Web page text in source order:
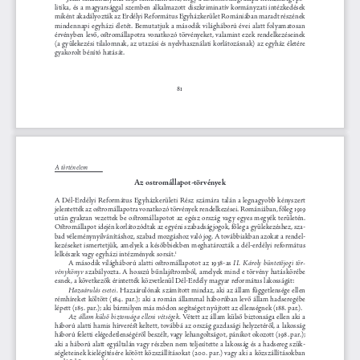
81
litika, és a magyarsággal szemben alkalmazott diszkriminatív kormányzati intézkedések
miként akadályozták az Erdélyi Református Egyházkerület Romániában maradt részének
mindennapi egyházi életét. Bemutatjuk a második világháború évei alatt folyamatosan
érvényben levő, ostromállapotra vonatkozó törvényeket, valamint ezek rendelkezéseinek
(a gyülekezési tilalomnak, az utazási és nyelvhasználati korlátozásnak) az egyház életére
gyakorolt bénító hatását.
A történelem
Az ostromállapot-törvények
A Dél-Erdélyi Református Egyházkerületi Rész számára talán a legnagyobb kényszert
jelentették az ostromállapotra vonatkozó törvények rendelkezései. Romániában, főleg 1919
után gyakran vezettek be ostromállapotot az egész ország vagy egyes megyék területén.
Ostromállapot idején korlátozódtak az egyéni szabadságjogok, főleg a gyülekezéshez, sza-
bad véleménynyilvánításhoz, szabad mozgáshoz való jog. A továbbiakban azokat a rendel-
kezéseket ismertetjük, amelyek a későbbiekben meghatározták a dél-erdélyi református
lelkészek vagy egyházi intézmények sorsát.1
A második világháború alatti ostromállapotot az 1938-as II. Károly büntetőjogi tör-
vénykönyv szabályozta. A hosszú bűnlajstromból, amelyek mind e törvény hatáskörébe
esnek, a következők érintették közvetlenül Dél-Erdély magyar református lakosságát:
Hazaárulás esetei. Hazaárulónak számított mindaz, aki az állam függetlensége ellen
rémhíreket költött (184. par.); aki a román állammal háborúban levő állam hadseregébe
lépett (185. par.); aki bármilyen más módon segítséget nyújtott az ellenségnek (188. par.).
Az állam külső biztonsága elleni vétségek. Vétett az állam külső biztonsága ellen aki a
háború alatti hamis hírverést keltett, továbbá az ország gazdasági helyzetéről, a lakosság
háború feletti elégedetlenségéről beszélt, vagy lehangoltságot, pánikot okozott (198. par.);
aki a háború alatt egyáltalán vagy részben nem teljesítette a lakosság és a hadsereg szük-
ségleteinek kielégítésére kötött közszállításokat (200. par.) vagy aki a közszállításokban